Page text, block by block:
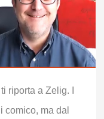
riporta a Zelig. I
comico, ma dal